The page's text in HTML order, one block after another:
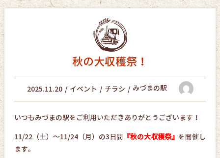
t
秋の大収穫祭！
2025.11.20 イベント チラシ みづまの駅
いつもみづまの駅をご利用いただきありがとうございます！
11/22（土）～11/24（月）の3日間 『秋の大収穫祭』 を開催し
ます。